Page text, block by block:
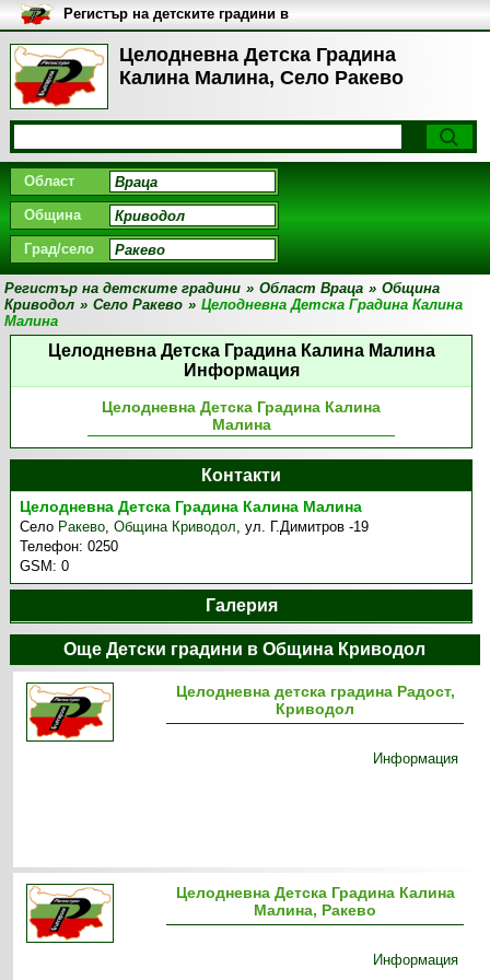
Целодневна Детска Градина
Калина Малина, Село Ракево
Регистър на детските градини в
България
Област
Община
Град/село
Регистър на детските градини » Област Враца » Община
Криводол » Село Ракево » Целодневна Детска Градина Калина
Малина
Целодневна Детска Градина Калина Малина
Информация
Целодневна Детска Градина Калина
Малина
Контакти
Целодневна Детска Градина Калина Малина
Село Ракево,Община Криводол,ул. Г.Димитров -19
Телефон:0250
GSM:0
Галерия
Още Детски градини в Община Криводол
Целодневна детска градина Радост,
Криводол
Информация
Целодневна Детска Градина Калина
Малина, Ракево
Информация